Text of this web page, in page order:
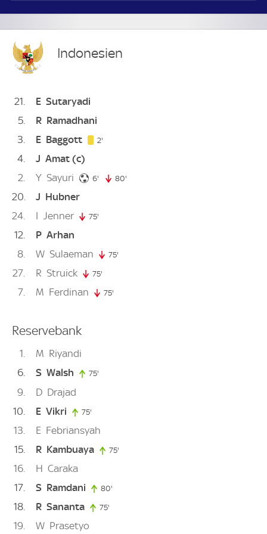
Indonesien
21 E Sutaryadi
5
R Ramadhani
3
E Baggott 2'
4 J Amat (c)
2
Y Sayuri 6' 6. minute
80'
20 J Hubner
24
I Jenner 75'
12 P Arhan
8
W Sulaeman 75'
27 R Struick 75'
7 M Ferdinan 75'
Reservebank
1 M Riyandi
6
S Walsh 75'
9 D Drajad
10
E Vikri 75'
13 E Febriansyah
15
R Kambuaya 75'
16 H Caraka
17
S Ramdani 80'
18 R Sananta 75'
19 W Prasetyo